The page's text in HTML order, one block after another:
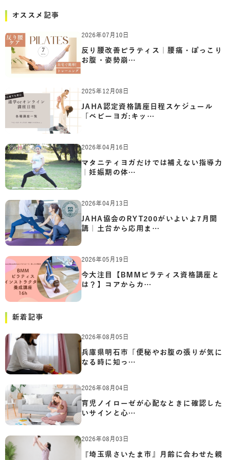
オススメ記事
2026年07月10日
反り腰改善ピラティス｜腰痛・ぽっこり
お腹・姿勢崩…
2025年12月08日
JAHA認定資格講座日程スケジュール
「ベビーヨガ:キッ…
2026年04月16日
マタニティヨガだけでは補えない指導力
｜妊娠期の体…
2026年04月13日
JAHA協会のRYT200がいよいよ7月開
講｜土台から応用ま…
2026年05月19日
今大注目【BMMピラティス資格講座と
は？】コアからカ…
新着記事
2026年08月05日
兵庫県明石市「便秘やお腹の張りが気に
なる時に知っ…
2026年08月04日
育児ノイローゼが心配なときに確認した
いサインと心…
2026年08月03日
『埼玉県さいたま市』月齢に合わせた親